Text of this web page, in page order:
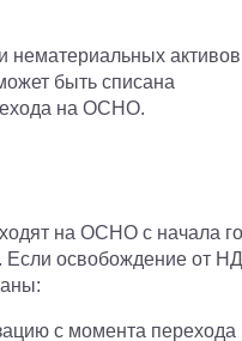
нематериальных активов
быть списана
на ОСНО.
на ОСНО с начала
освобождение от
с момента перехода